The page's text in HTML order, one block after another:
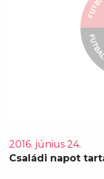
2016. június 24.
Családi napot